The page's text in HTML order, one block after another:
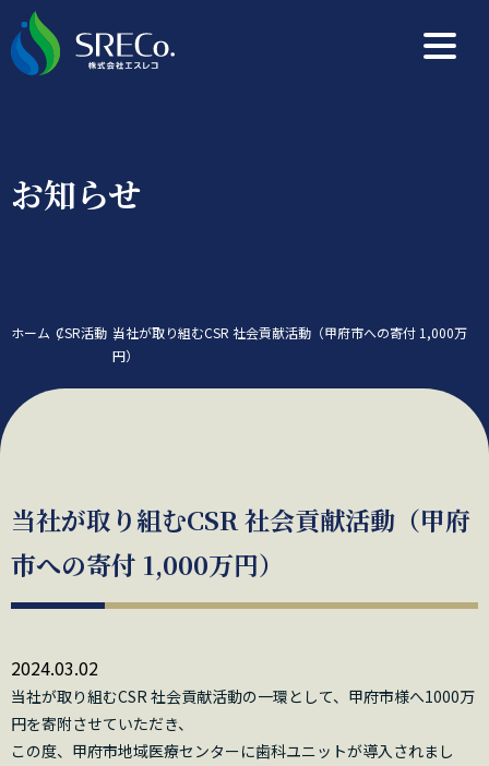
お知らせ
ホーム CSR活動 当社が取り組むCSR 社会貢献活動（甲府市への寄付 1,000万
円）
当社が取り組むCSR 社会貢献活動（甲府
市への寄付 1,000万円）
2024.03.02
当社が取り組むCSR 社会貢献活動の一環として、甲府市様へ1000万
円を寄附させていただき、
この度、甲府市地域医療センターに歯科ユニットが導入されまし